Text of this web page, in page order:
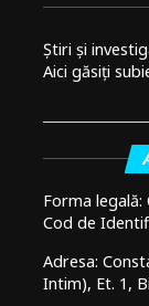
Știri și
Aici găsiți
Forma legală:
Cod de
Adresa:
Intim), Et. 1,